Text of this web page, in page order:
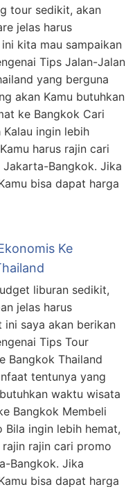
tour sedikit, akan
jelas harus
kita mau sampaikan
Tips Jalan-Jalan
yang berguna
akan Kamu butuhkan
ke Bangkok Cari
ingin lebih
harus rajin cari
Bangkok. Jika
bisa dapat harga
Ke
liburan sedikit,
jelas harus
ini saya akan berikan
Tips Tour
Bangkok Thailand
tentunya yang
waktu wisata
Bangkok Membeli
Bila ingin lebih hemat,
rajin rajin cari promo
Bangkok. Jika
bisa dapat harga